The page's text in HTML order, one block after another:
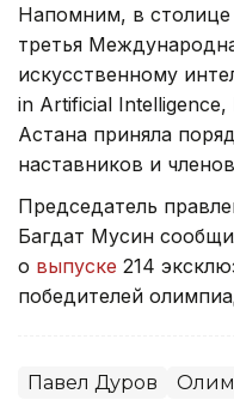
Напомним, в столице
третья
искусственному
in Artificial
Астана приняла
наставников и
Председатель
Багдат Мусин
о выпуске 214
победителей
Павел Дуров